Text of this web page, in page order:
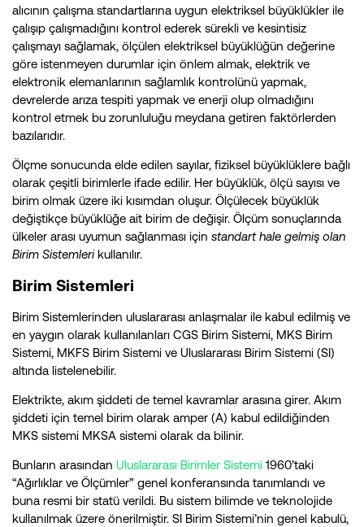
alıcının çalışma standartlarına uygun elektriksel büyüklükler ile
çalışıp çalışmadığını kontrol ederek sürekli ve kesintisiz
çalışmayı sağlamak, ölçülen elektriksel büyüklüğün değerine
göre istenmeyen durumlar için önlem almak, elektrik ve
elektronik elemanlarının sağlamlık kontrolünü yapmak,
devrelerde arıza tespiti yapmak ve enerji olup olmadığını
kontrol etmek bu zorunluluğu meydana getiren faktörlerden
bazılarıdır.
Ölçme sonucunda elde edilen sayılar, fiziksel büyüklüklere bağlı
olarak çeşitli birimlerle ifade edilir. Her büyüklük, ölçü sayısı ve
birim olmak üzere iki kısımdan oluşur. Ölçülecek büyüklük
değiştikçe büyüklüğe ait birim de değişir. Ölçüm sonuçlarında
ülkeler arası uyumun sağlanması için standart hale gelmiş olan
Birim Sistemlerikullanılır.
Birim Sistemleri
Birim Sistemlerinden uluslararası anlaşmalar ile kabul edilmiş ve
en yaygın olarak kullanılanları CGS Birim Sistemi, MKS Birim
Sistemi, MKFS Birim Sistemi ve Uluslararası Birim Sistemi (SI)
altında listelenebilir.
Elektrikte, akım şiddeti de temel kavramlar arasına girer. Akım
şiddeti için temel birim olarak amper (A) kabul edildiğinden
MKS sistemi MKSA sistemi olarak da bilinir.
Bunların arasından Uluslararası Birimler Sistemi 1960’taki
“Ağırlıklar ve Ölçümler” genel konferansında tanımlandı ve
buna resmi bir statü verildi. Bu sistem bilimde ve teknolojide
kullanılmak üzere önerilmiştir. SI Birim Sistemi’nin genel kabulü,